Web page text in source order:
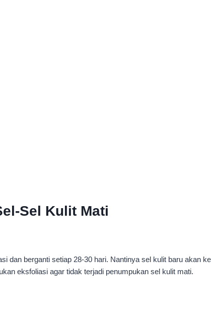
Sel Kulit Mati
dan berganti setiap 28-30 hari. Nantinya sel kulit baru akan
eksfoliasi agar tidak terjadi penumpukan sel kulit mati.